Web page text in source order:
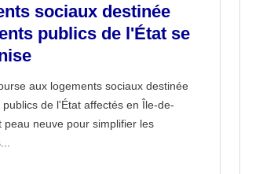
sociaux destinée
publics de l'État se
aux logements sociaux destinée
de l'État affectés en Île-de-
peau neuve pour simplifier les